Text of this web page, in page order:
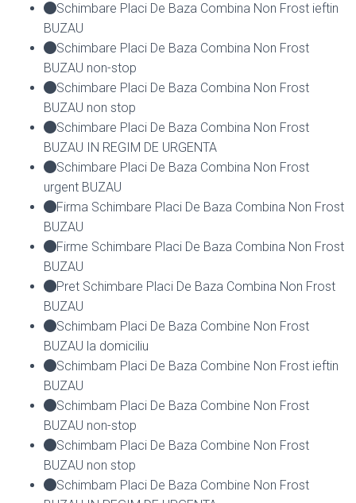
Schimbare Placi De Baza Combina Non Frost ieftin
BUZAU
Schimbare Placi De Baza Combina Non Frost
BUZAU non-stop
Schimbare Placi De Baza Combina Non Frost
BUZAU non stop
Schimbare Placi De Baza Combina Non Frost
BUZAU IN REGIM DE URGENTA
Schimbare Placi De Baza Combina Non Frost
urgent BUZAU
Firma Schimbare Placi De Baza Combina Non Frost
BUZAU
Firme Schimbare Placi De Baza Combina Non Frost
BUZAU
Pret Schimbare Placi De Baza Combina Non Frost
BUZAU
Schimbam Placi De Baza Combine Non Frost
BUZAU la domiciliu
Schimbam Placi De Baza Combine Non Frost ieftin
BUZAU
Schimbam Placi De Baza Combine Non Frost
BUZAU non-stop
Schimbam Placi De Baza Combine Non Frost
BUZAU non stop
Schimbam Placi De Baza Combine Non Frost